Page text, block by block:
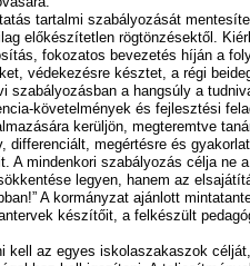
tartalmi szabályozását
előkészítetlen rögtönzésektől.
fokozatos bevezetés híján a
védekezésre késztet, a régi
szabályozásban a hangsúly a
követelmények és fejlesztési
kerüljön, megteremtve
differenciált, megértésre és
A mindenkori szabályozás célja ne
legyen, hanem az
A kormányzat ajánlott
készítőit, a felkészült
kell az egyes iskolaszakaszok